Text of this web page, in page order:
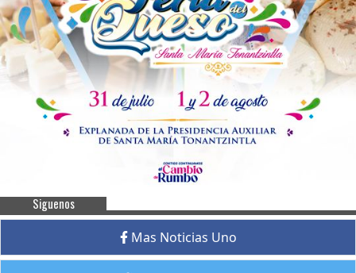
Siguenos
Mas Noticias Uno